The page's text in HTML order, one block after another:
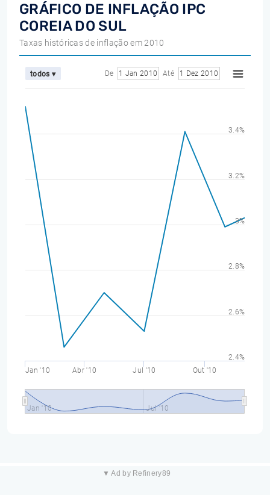
GRÁFICO DE INFLAÇÃO IPC
COREIA DO SUL
Taxas históricas de inflação em 2010
todos ▾ De 1 Jan 2010 Até 1 Dez 2010
Jan '10 Abr '10 Jul '10 Out '10
Jan '10 Jul '10
2.4%
2.6%
2.8%
3%
3.2%
3.4%
▼ Ad by Refinery89